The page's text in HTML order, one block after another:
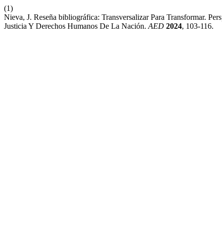
(1)
Nieva, J. Reseña bibliográfica: Transversalizar Para Transformar.
Justicia Y Derechos Humanos De La Nación. AED 2024, 103-116.